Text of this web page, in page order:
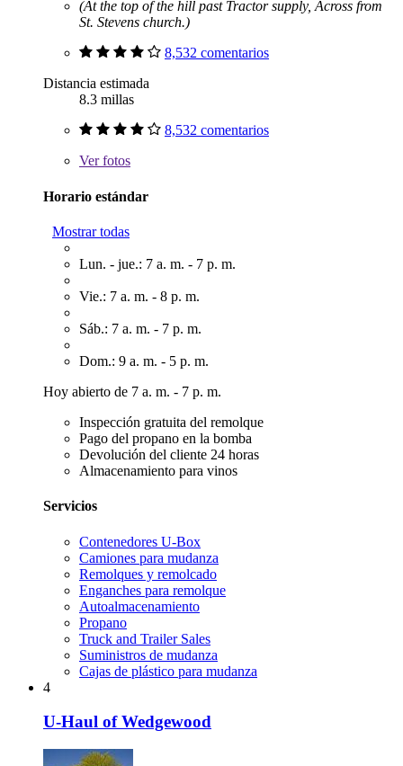
(At the top of the hill past Tractor supply, Across from
St. Stevens church.)
8,532 comentarios
Distancia estimada
8.3 millas
8,532 comentarios
Verfotos
Horario estándar
Mostrar todas
Lun. - jue.: 7 a. m. - 7 p. m.
Vie.: 7 a. m. - 8 p. m.
Sáb.: 7 a. m. - 7 p. m.
Dom.: 9 a. m. - 5 p. m.
Hoy abierto de 7 a. m. - 7 p. m.
Inspección gratuita del remolque
Pago del propano en la bomba
Devolución del cliente 24 horas
Almacenamiento para vinos
Servicios
Contenedores U-Box
Camiones para mudanza
Remolques y remolcado
Enganches para remolque
Autoalmacenamiento
Propano
Truck and Trailer Sales
Suministros de mudanza
Cajas de plástico para mudanza
4
U-Haul of Wedgewood